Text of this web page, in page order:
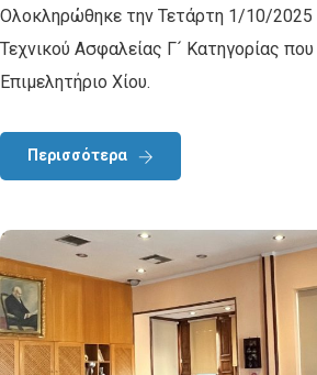
Ολοκληρώθηκε την Τετάρτη 1/10/2025
Τεχνικού Ασφαλείας Γ´ Κατηγορίας
Επιμελητήριο Χίου.
Περισσότερα